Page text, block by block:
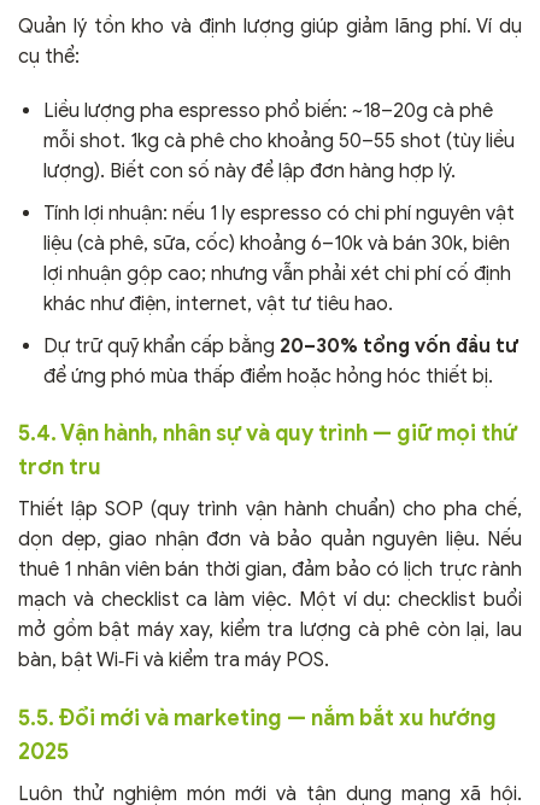
Quản lý tồn kho và định lượng giúp giảm lãng phí. Ví dụ
cụ thể:
Liều lượng pha espresso phổ biến: ~18–20g cà phê
mỗi shot. 1kg cà phê cho khoảng 50–55 shot (tùy liều
lượng). Biết con số này để lập đơn hàng hợp lý.
Tính lợi nhuận: nếu 1 ly espresso có chi phí nguyên vật
liệu (cà phê, sữa, cốc) khoảng 6–10k và bán 30k, biên
lợi nhuận gộp cao; nhưng vẫn phải xét chi phí cố định
khác như điện, internet, vật tư tiêu hao.
Dự trữ quỹ khẩn cấp bằng 20–30% tổng vốn đầu tư
để ứng phó mùa thấp điểm hoặc hỏng hóc thiết bị.
5.4. Vận hành, nhân sự và quy trình — giữ mọi thứ
trơn tru
Thiết lập SOP (quy trình vận hành chuẩn) cho pha chế,
dọn dẹp, giao nhận đơn và bảo quản nguyên liệu. Nếu
thuê 1 nhân viên bán thời gian, đảm bảo có lịch trực rành
mạch và checklist ca làm việc. Một ví dụ: checklist buổi
mở gồm bật máy xay, kiểm tra lượng cà phê còn lại, lau
bàn, bật Wi‑Fi và kiểm tra máy POS.
5.5. Đổi mới và marketing — nắm bắt xu hướng
2025
Luôn thử nghiệm món mới và tận dụng mạng xã hội.